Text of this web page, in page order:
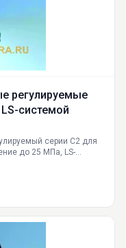
регулируемые
системой
серии С2 для
до 25 МПа, LS-